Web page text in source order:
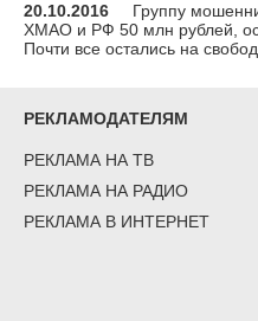
20.10.2016
Группу
ХМАО и РФ 50 млн рублей,
Почти все остались на
РЕКЛАМОДАТЕЛЯМ
РЕКЛАМА НА ТВ
РЕКЛАМА НА РАДИО
РЕКЛАМА В ИНТЕРНЕТ